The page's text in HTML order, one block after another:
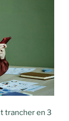
trancher en 3